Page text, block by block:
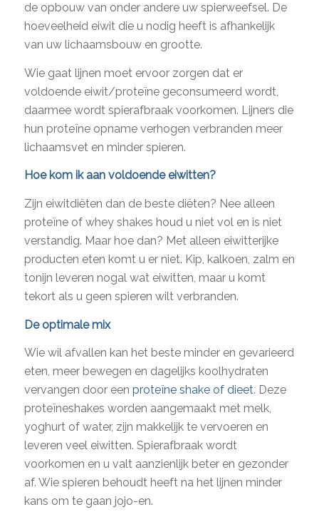
de opbouw van onder andere uw spierweefsel. De
hoeveelheid eiwit die u nodig heeft is afhankelijk
van uw lichaamsbouw en grootte.
Wie gaat lijnen moet ervoor zorgen dat er
voldoende eiwit/proteïne geconsumeerd wordt,
daarmee wordt spierafbraak voorkomen. Lijners die
hun proteïne opname verhogen verbranden meer
lichaamsvet en minder spieren.
Hoe kom ik aan voldoende eiwitten?
Zijn eiwitdiëten dan de beste diëten? Nee alleen
proteïne of whey shakes houd u niet vol en is niet
verstandig. Maar hoe dan? Met alleen eiwitterijke
producten eten komt u er niet. Kip, kalkoen, zalm en
tonijn leveren nogal wat eiwitten, maar u komt
tekort als u geen spieren wilt verbranden.
De optimale mix
Wie wil afvallen kan het beste minder en gevarieerd
eten, meer bewegen en dagelijks koolhydraten
vervangen door een proteïne shake of dieet. Deze
proteïneshakes worden aangemaakt met melk,
yoghurt of water, zijn makkelijk te vervoeren en
leveren veel eiwitten. Spierafbraak wordt
voorkomen en u valt aanzienlijk beter en gezonder
af. Wie spieren behoudt heeft na het lijnen minder
kans om te gaan jojo-en.